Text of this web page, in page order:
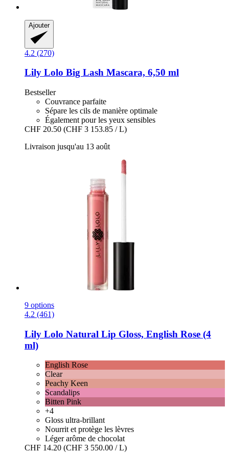
Ajouter
4.2 (270)
Lily Lolo Big Lash Mascara, 6,50 ml
Bestseller
Couvrance parfaite
Sépare les cils de manière optimale
Également pour les yeux sensibles
CHF 20.50 (CHF 3 153.85 / L)
Livraison jusqu'au 13 août
9 options
4.2 (461)
Lily Lolo Natural Lip Gloss, English Rose (4
ml)
English Rose
Clear
Peachy Keen
Scandalips
Bitten Pink
+4
Gloss ultra-brillant
Nourrit et protège les lèvres
Léger arôme de chocolat
CHF 14.20 (CHF 3 550.00 / L)